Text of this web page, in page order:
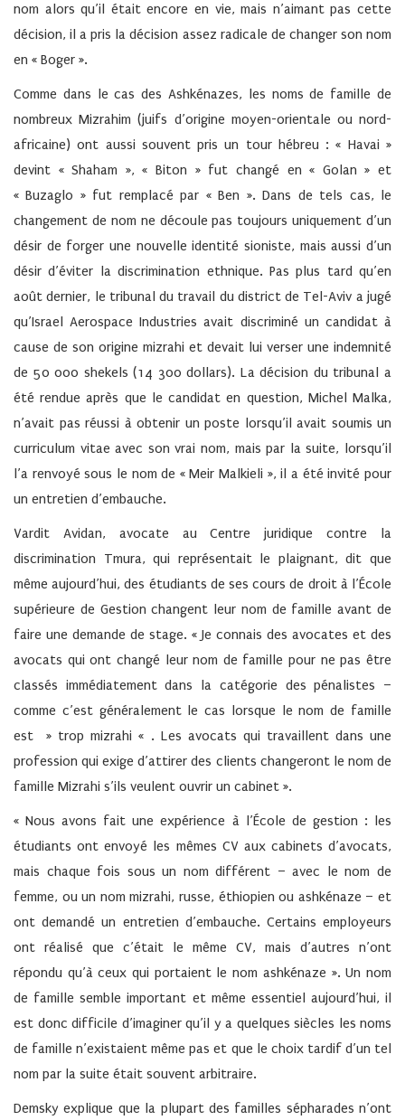
nom alors qu’il était encore en vie, mais n’aimant pas cette
décision, il a pris la décision assez radicale de changer son nom
en « Boger ».
Comme dans le cas des Ashkénazes, les noms de famille de
nombreux Mizrahim (juifs d’origine moyen-orientale ou nord-
africaine) ont aussi souvent pris un tour hébreu : « Havai »
devint « Shaham », « Biton » fut changé en « Golan » et
« Buzaglo » fut remplacé par « Ben ». Dans de tels cas, le
changement de nom ne découle pas toujours uniquement d’un
désir de forger une nouvelle identité sioniste, mais aussi d’un
désir d’éviter la discrimination ethnique. Pas plus tard qu’en
août dernier, le tribunal du travail du district de Tel-Aviv a jugé
qu’Israel Aerospace Industries avait discriminé un candidat à
cause de son origine mizrahi et devait lui verser une indemnité
de 50 000 shekels (14 300 dollars). La décision du tribunal a
été rendue après que le candidat en question, Michel Malka,
n’avait pas réussi à obtenir un poste lorsqu’il avait soumis un
curriculum vitae avec son vrai nom, mais par la suite, lorsqu’il
l’a renvoyé sous le nom de « Meir Malkieli », il a été invité pour
un entretien d’embauche.
Vardit Avidan, avocate au Centre juridique contre la
discrimination Tmura, qui représentait le plaignant, dit que
même aujourd’hui, des étudiants de ses cours de droit à l’École
supérieure de Gestion changent leur nom de famille avant de
faire une demande de stage. « Je connais des avocates et des
avocats qui ont changé leur nom de famille pour ne pas être
classés immédiatement dans la catégorie des pénalistes –
comme c’est généralement le cas lorsque le nom de famille
est » trop mizrahi « . Les avocats qui travaillent dans une
profession qui exige d’attirer des clients changeront le nom de
famille Mizrahi s’ils veulent ouvrir un cabinet ».
« Nous avons fait une expérience à l’École de gestion : les
étudiants ont envoyé les mêmes CV aux cabinets d’avocats,
mais chaque fois sous un nom différent – avec le nom de
femme, ou un nom mizrahi, russe, éthiopien ou ashkénaze – et
ont demandé un entretien d’embauche. Certains employeurs
ont réalisé que c’était le même CV, mais d’autres n’ont
répondu qu’à ceux qui portaient le nom ashkénaze ». Un nom
de famille semble important et même essentiel aujourd’hui, il
est donc difficile d’imaginer qu’il y a quelques siècles les noms
de famille n’existaient même pas et que le choix tardif d’un tel
nom par la suite était souvent arbitraire.
Demsky explique que la plupart des familles sépharades n’ont